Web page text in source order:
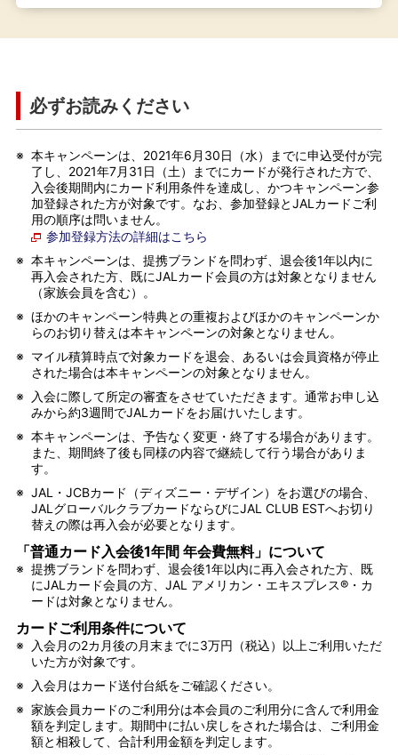
必ずお読みください
※ 本キャンペーンは、2021年6月30日（水）までに申込受付が完
了し、2021年7月31日（土）までにカードが発行された方で、
入会後期間内にカード利用条件を達成し、かつキャンペーン参
加登録された方が対象です。なお、参加登録とJALカードご利
用の順序は問いません。
参加登録方法の詳細はこちら
※ 本キャンペーンは、提携ブランドを問わず、退会後1年以内に
再入会された方、既にJALカード会員の方は対象となりません
（家族会員を含む）。
※ ほかのキャンペーン特典との重複およびほかのキャンペーンか
らのお切り替えは本キャンペーンの対象となりません。
※ マイル積算時点で対象カードを退会、あるいは会員資格が停止
された場合は本キャンペーンの対象となりません。
※
入会に際して所定の審査をさせていただきます。通常お申し込
みから約3週間でJALカードをお届けいたします。
※ 本キャンペーンは、予告なく変更・終了する場合があります。
また、期間終了後も同様の内容で継続して行う場合がありま
す。
※ JAL・JCBカード（ディズニー・デザイン）をお選びの場合、
JALグローバルクラブカードならびにJAL CLUB ESTへお切り
替えの際は再入会が必要となります。
「普通カード入会後1年間 年会費無料」について
※ 提携ブランドを問わず、退会後1年以内に再入会された方、既
にJALカード会員の方、JAL アメリカン・エキスプレス®・カ
ードは対象となりません。
カードご利用条件について
※
入会月の2カ月後の月末までに3万円（税込）以上ご利用いただ
いた方が対象です。
※
入会月はカード送付台紙をご確認ください。
※ 家族会員カードのご利用分は本会員のご利用分に含んで利用金
額を判定します。期間中に払い戻しをされた場合は、ご利用金
額と相殺して、合計利用金額を判定します。